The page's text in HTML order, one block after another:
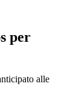
per
alle